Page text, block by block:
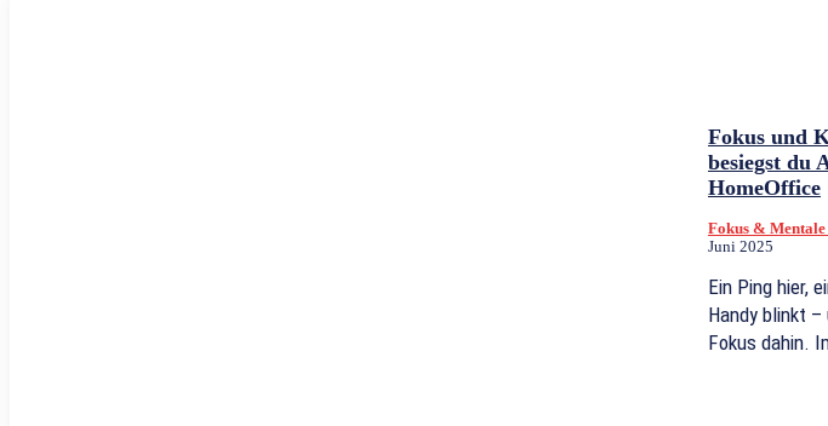
Fokus und
besiegst du
HomeOffice
Fokus &
Juni 2025
Ein Ping hier,
Handy blinkt
Fokus dahin.